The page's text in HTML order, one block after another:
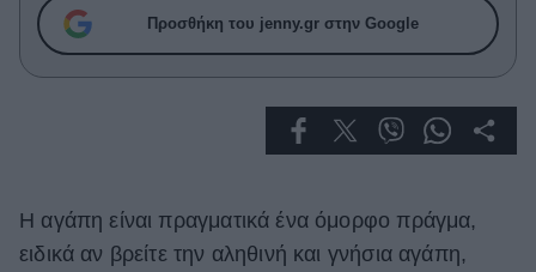
Who
True Stories
Ask the Guru
Living
Προσθήκη του jenny.gr στην Google
Η αγάπη είναι πραγματικά ένα όμορφο πράγμα,
ειδικά αν βρείτε την αληθινή και γνήσια αγάπη,